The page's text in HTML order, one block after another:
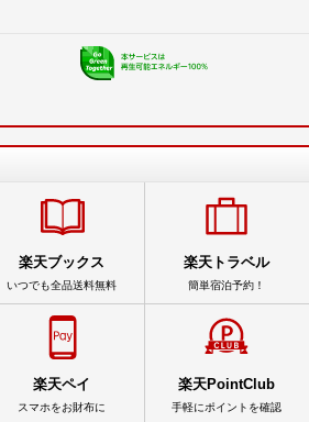
楽天ブックス
いつでも全品送料無料
楽天トラベル
簡単宿泊予約！
楽天ペイ
スマホをお財布に
楽天PointClub
手軽にポイントを確認